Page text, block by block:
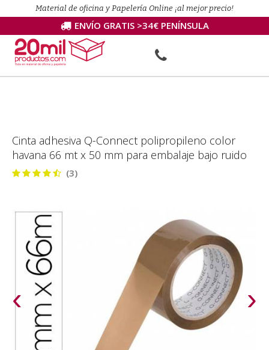
Material de oficina y Papelería Online ¡al mejor precio!
ENVÍO GRATIS >34€ PENÍNSULA
Cinta adhesiva Q-Connect polipropileno color
havana 66 mt x 50 mm para embalaje bajo ruido
(3)
‹ ›